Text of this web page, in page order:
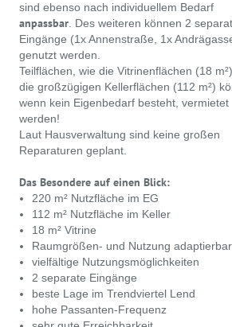
sind ebenso nach individuellem Bedarf
anpassbar . Des weiteren können 2
Eingänge (1x Annenstraße, 1x
genutzt werden.
Teilflächen, wie die Vitrinenflächen (18
die großzügigen Kellerflächen (112 m²)
wenn kein Eigenbedarf besteht, vermietet
werden!
Laut Hausverwaltung sind keine großen
Reparaturen geplant.
Das Besondere auf einen Blick:
220 m² Nutzfläche im EG
112 m² Nutzfläche im Keller
18 m² Vitrine
Raumgrößen- und Nutzung adaptierbar
vielfältige Nutzungsmöglichkeiten
2 separate Eingänge
beste Lage im Trendviertel Lend
hohe Passanten-Frequenz